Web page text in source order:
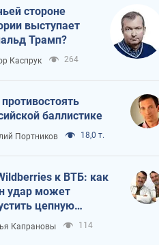
стороне
выступает
Трамп?
Каспрук 264
баллистике
Портников 18,0 т.
к ВТБ: как
удар может
цепную
в России
Капрановы 114